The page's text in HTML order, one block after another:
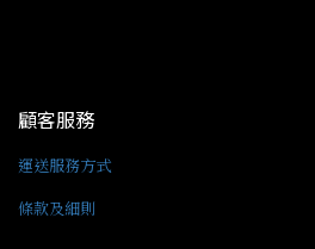
顧客服務
運送服務方式
條款及細則